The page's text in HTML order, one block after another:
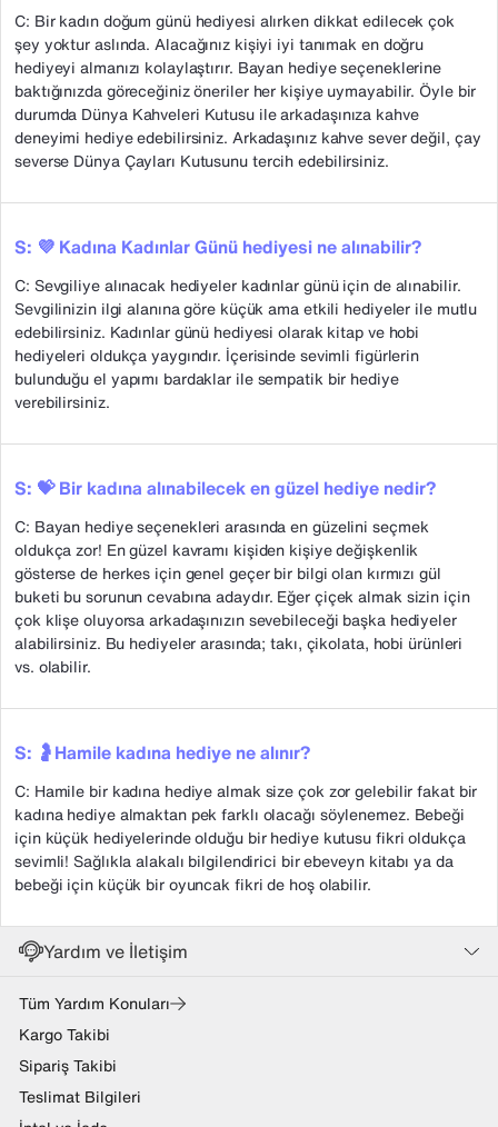
C: Bir kadın doğum günü hediyesi alırken dikkat edilecek çok
şey yoktur aslında. Alacağınız kişiyi iyi tanımak en doğru
hediyeyi almanızı kolaylaştırır. Bayan hediye seçeneklerine
baktığınızda göreceğiniz öneriler her kişiye uymayabilir. Öyle bir
durumda Dünya Kahveleri Kutusu ile arkadaşınıza kahve
deneyimi hediye edebilirsiniz. Arkadaşınız kahve sever değil, çay
severse Dünya Çayları Kutusunu tercih edebilirsiniz.
S: 💜 Kadına Kadınlar Günü hediyesi ne alınabilir?
C: Sevgiliye alınacak hediyeler kadınlar günü için de alınabilir.
Sevgilinizin ilgi alanına göre küçük ama etkili hediyeler ile mutlu
edebilirsiniz. Kadınlar günü hediyesi olarak kitap ve hobi
hediyeleri oldukça yaygındır. İçerisinde sevimli figürlerin
bulunduğu el yapımı bardaklar ile sempatik bir hediye
verebilirsiniz.
S: 💝 Bir kadına alınabilecek en güzel hediye nedir?
C: Bayan hediye seçenekleri arasında en güzelini seçmek
oldukça zor! En güzel kavramı kişiden kişiye değişkenlik
gösterse de herkes için genel geçer bir bilgi olan kırmızı gül
buketi bu sorunun cevabına adaydır. Eğer çiçek almak sizin için
çok klişe oluyorsa arkadaşınızın sevebileceği başka hediyeler
alabilirsiniz. Bu hediyeler arasında; takı, çikolata, hobi ürünleri
vs. olabilir.
S: 🤰Hamile kadına hediye ne alınır?
C: Hamile bir kadına hediye almak size çok zor gelebilir fakat bir
kadına hediye almaktan pek farklı olacağı söylenemez. Bebeği
için küçük hediyelerinde olduğu bir hediye kutusu fikri oldukça
sevimli! Sağlıkla alakalı bilgilendirici bir ebeveyn kitabı ya da
bebeği için küçük bir oyuncak fikri de hoş olabilir.
Yardım ve İletişim
Tüm Yardım Konuları
Kargo Takibi
Sipariş Takibi
Teslimat Bilgileri